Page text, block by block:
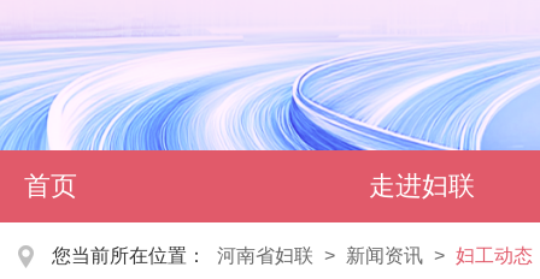
首页 走进妇联
您当前所在位置： 河南省妇联 > 新闻资讯 > 妇工动态